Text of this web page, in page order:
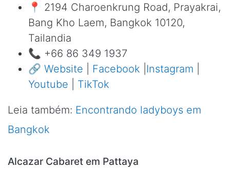
📍 2194 Charoenkrung Road, Prayakrai,
Bang Kho Laem, Bangkok 10120,
Tailandia
📞 +66 86 349 1937
🔗 Website Facebook Instagram
Youtube
TikTok
Leia também: Encontrando ladyboys em
Bangkok
Alcazar Cabaret em Pattaya